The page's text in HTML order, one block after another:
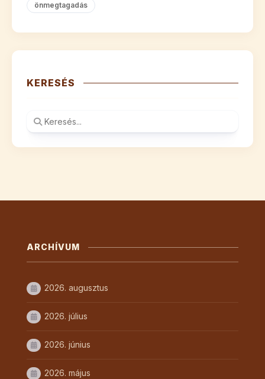
önmegtagadás
KERESÉS
ARCHÍVUM
2026. augusztus
2026. július
2026. június
2026. május